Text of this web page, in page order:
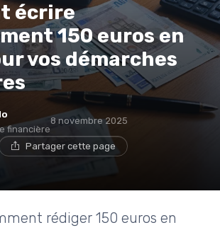
écrire
150 euros en
vos démarches
financière
8 novembre 2025
Partager cette page
rédiger 150 euros en